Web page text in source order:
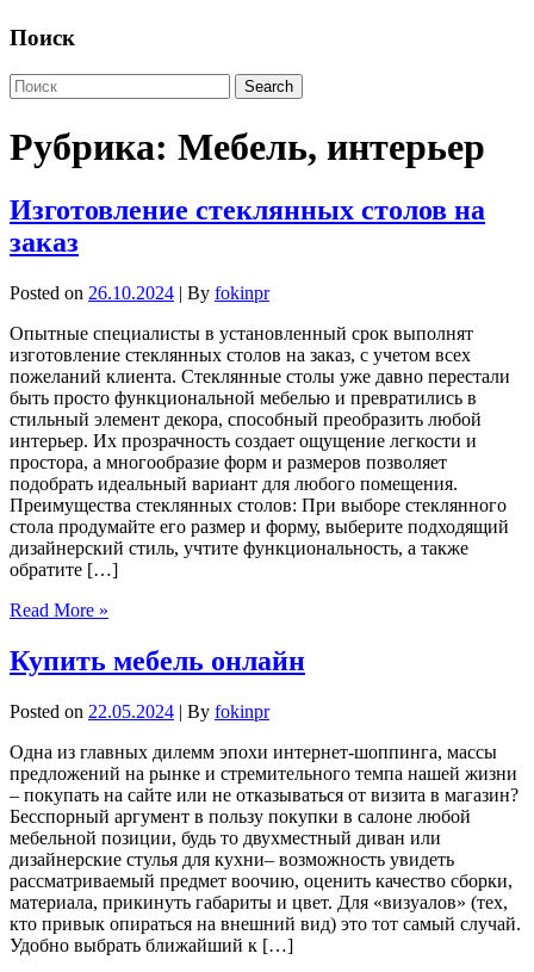
Поиск
Рубрика: Мебель, интерьер
Изготовление стеклянных столов на
заказ
Posted on 26.10.2024 | By fokinpr
Опытные специалисты в установленный срок выполнят
изготовление стеклянных столов на заказ, с учетом всех
пожеланий клиента. Стеклянные столы уже давно перестали
быть просто функциональной мебелью и превратились в
стильный элемент декора, способный преобразить любой
интерьер. Их прозрачность создает ощущение легкости и
простора, а многообразие форм и размеров позволяет
подобрать идеальный вариант для любого помещения.
Преимущества стеклянных столов: При выборе стеклянного
стола продумайте его размер и форму, выберите подходящий
дизайнерский стиль, учтите функциональность, а также
обратите […]
Read More »
Купить мебель онлайн
Posted on 22.05.2024 | By fokinpr
Одна из главных дилемм эпохи интернет-шоппинга, массы
предложений на рынке и стремительного темпа нашей жизни
– покупать на сайте или не отказываться от визита в магазин?
Бесспорный аргумент в пользу покупки в салоне любой
мебельной позиции, будь то двухместный диван или
дизайнерские стулья для кухни– возможность увидеть
рассматриваемый предмет воочию, оценить качество сборки,
материала, прикинуть габариты и цвет. Для «визуалов» (тех,
кто привык опираться на внешний вид) это тот самый случай.
Удобно выбрать ближайший к […]